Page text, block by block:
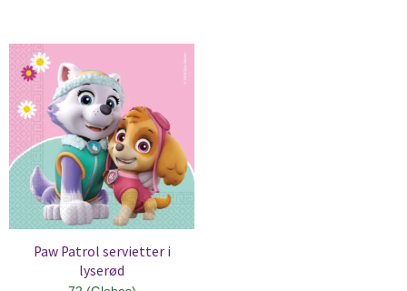
Paw Patrol servietter i
lyserød